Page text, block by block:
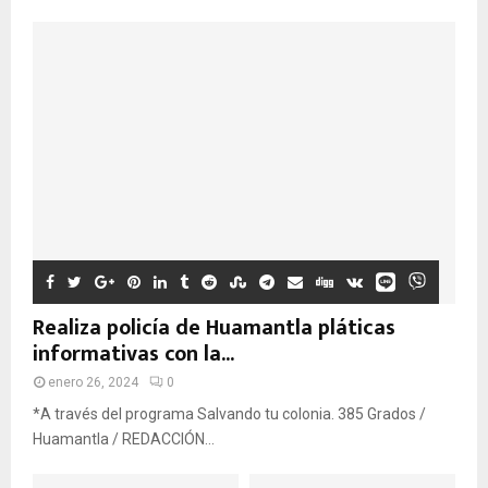
Realiza policía de Huamantla pláticas
informativas con la...
enero 26, 2024 0
*A través del programa Salvando tu colonia. 385 Grados /
Huamantla / REDACCIÓN...